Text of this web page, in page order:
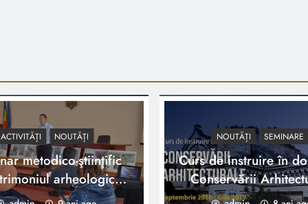
ACTIVITĂȚI NOUTĂȚI
metodico-ştiinţific
arheologic
in raionul Cahul
NOUTĂȚI SEMINARE
Curs de instruire în
Conservării